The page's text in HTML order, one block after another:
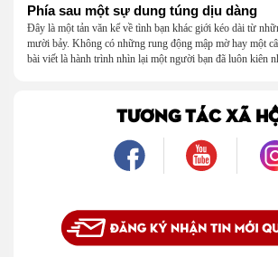
Phía sau một sự dung túng dịu dàng
Đây là một tản văn kể về tình bạn khác giới kéo dài từ
mười bảy. Không có những rung động mập mờ hay một
bài viết là hành trình nhìn lại một người bạn đã luôn kiên
là một mối tình, mà là một người luôn cho tôi quyền được
TƯƠNG TÁC XÃ